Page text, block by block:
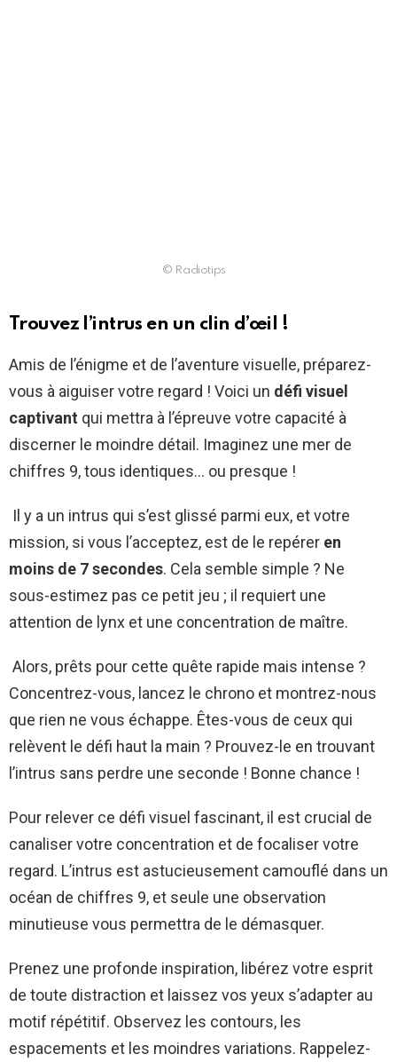
© Radiotips
Trouvez l’intrus en un clin d’œil !
Amis de l’énigme et de l’aventure visuelle, préparez-
vous à aiguiser votre regard ! Voici un défi visuel
captivant qui mettra à l’épreuve votre capacité à
discerner le moindre détail. Imaginez une mer de
chiffres 9, tous identiques… ou presque !
Il y a un intrus qui s’est glissé parmi eux, et votre
mission, si vous l’acceptez, est de le repérer en
moins de 7 secondes. Cela semble simple ? Ne
sous-estimez pas ce petit jeu ; il requiert une
attention de lynx et une concentration de maître.
Alors, prêts pour cette quête rapide mais intense ?
Concentrez-vous, lancez le chrono et montrez-nous
que rien ne vous échappe. Êtes-vous de ceux qui
relèvent le défi haut la main ? Prouvez-le en trouvant
l’intrus sans perdre une seconde ! Bonne chance !
Pour relever ce défi visuel fascinant, il est crucial de
canaliser votre concentration et de focaliser votre
regard. L’intrus est astucieusement camouflé dans un
océan de chiffres 9, et seule une observation
minutieuse vous permettra de le démasquer.
Prenez une profonde inspiration, libérez votre esprit
de toute distraction et laissez vos yeux s’adapter au
motif répétitif. Observez les contours, les
espacements et les moindres variations. Rappelez-